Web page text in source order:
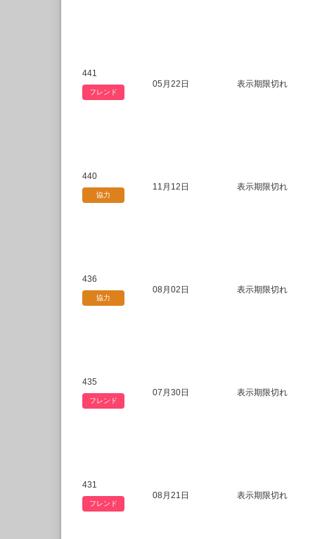
441
フレンド
05月22日 表示期限切れ
440
協力
11月12日 表示期限切れ
436
協力
08月02日 表示期限切れ
435
フレンド
07月30日 表示期限切れ
431
フレンド
08月21日 表示期限切れ